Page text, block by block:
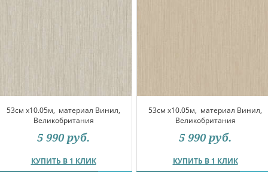
53см x10.05м, материал Винил,
Великобритания
КУПИТЬ В 1 КЛИК
5 990 руб.
53см x10.05м, материал Винил,
Великобритания
КУПИТЬ В 1 КЛИК
5 990 руб.